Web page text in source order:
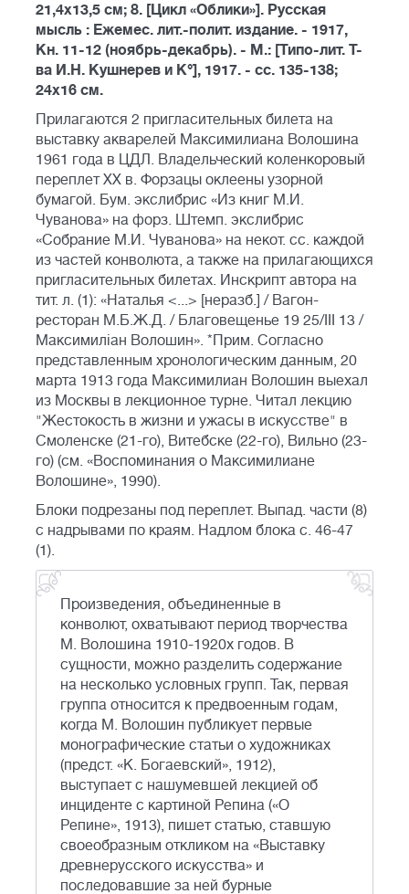
21,4х13,5 см; 8. [Цикл «Облики»]. Русская
мысль : Ежемес. лит.-полит. издание. - 1917,
Кн. 11-12 (ноябрь-декабрь). - М.: [Типо-лит. Т-
ва И.Н. Кушнерев и К°], 1917. - сс. 135-138;
24х16 см.
Прилагаются 2 пригласительных билета на
выставку акварелей Максимилиана Волошина
1961 года в ЦДЛ. Владельческий коленкоровый
переплет ХХ в. Форзацы оклеены узорной
бумагой. Бум. экслибрис «Из книг М.И.
Чуванова» на форз. Штемп. экслибрис
«Собрание М.И. Чуванова» на некот. сс. каждой
из частей конволюта, а также на прилагающихся
пригласительных билетах. Инскрипт автора на
тит. л. (1): «Наталья <...> [неразб.] / Вагон-
ресторан М.Б.Ж.Д. / Благовещенье 19 25/III 13 /
Максимилiан Волошин». *Прим. Согласно
представленным хронологическим данным, 20
марта 1913 года Максимилиан Волошин выехал
из Москвы в лекционное турне. Читал лекцию
"Жестокость в жизни и ужасы в искусстве" в
Смоленске (21-го), Витебске (22-го), Вильно (23-
го) (см. «Воспоминания о Максимилиане
Волошине», 1990).
Блоки подрезаны под переплет. Выпад. части (8)
с надрывами по краям. Надлом блока с. 46-47
(1).
Произведения, объединенные в
конволют, охватывают период творчества
М. Волошина 1910-1920х годов. В
сущности, можно разделить содержание
на несколько условных групп. Так, первая
группа относится к предвоенным годам,
когда М. Волошин публикует первые
монографические статьи о художниках
(предст. «К. Богаевский», 1912),
выступает с нашумевшей лекцией об
инциденте с картиной Репина («О
Репине», 1913), пишет статью, ставшую
своеобразным откликом на «Выставку
древнерусского искусства» и
последовавшие за ней бурные